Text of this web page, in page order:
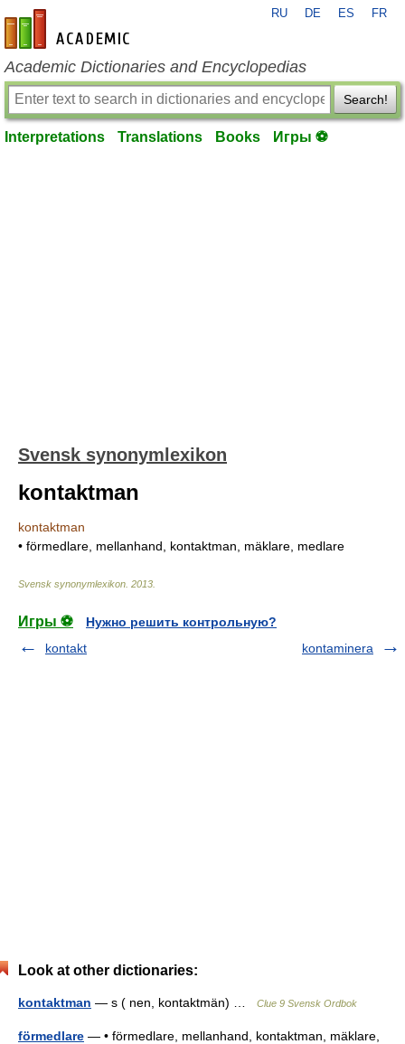
en-academic.com
RU DE ES FR
Academic Dictionaries and Encyclopedias
Search!
Interpretations Translations Books Игры ⚽
Svensk synonymlexikon
kontaktman
kontaktman
• förmedlare, mellanhand, kontaktman, mäklare, medlare
Svensk synonymlexikon 2013
Игры ⚽
Нужно решить контрольную?
kontakt
kontaminera
Look at other dictionaries:
kontaktman — s ( nen, kontaktmän) … Clue 9 Svensk Ordbok
förmedlare — • förmedlare, mellanhand, kontaktman, mäklare,